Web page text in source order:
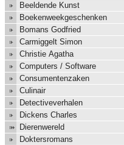
Beeldende Kunst
Boekenweekgeschenken
Bomans Godfried
Carmiggelt Simon
Christie Agatha
Computers / Software
Consumentenzaken
Culinair
Detectiveverhalen
Dickens Charles
Dierenwereld
Doktersromans